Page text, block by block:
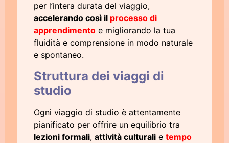
per l’intera durata del viaggio,
accelerando così il processo di
apprendimento e migliorando la tua
fluidità e comprensione in modo naturale
e spontaneo.
Struttura dei viaggi di
studio
Ogni viaggio di studio è attentamente
pianificato per offrire un equilibrio tra
lezioni formali, attività culturali e tempo